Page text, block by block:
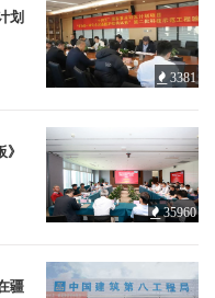
划
3381
35960
疆